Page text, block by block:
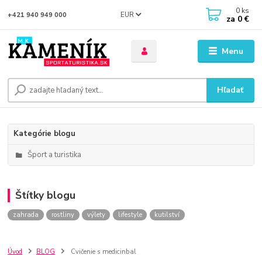
Menu
EUR
Hľadať
+421 940 949 000 0 ks
za 0 €
Kategórie blogu
Šport a turistika
Štítky blogu
zahrada rostliny výlety lifestyle kutilství
Úvod BLOG Cvičenie s medicinbal